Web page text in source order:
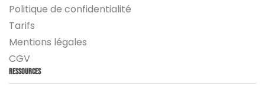
Politique de confidentialité
Tarifs
Mentions légales
CGV
Ressources